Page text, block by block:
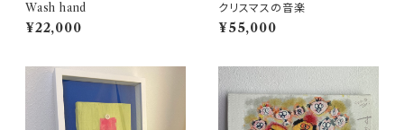
Wash hand
¥22,000
クリスマスの音楽
¥55,000